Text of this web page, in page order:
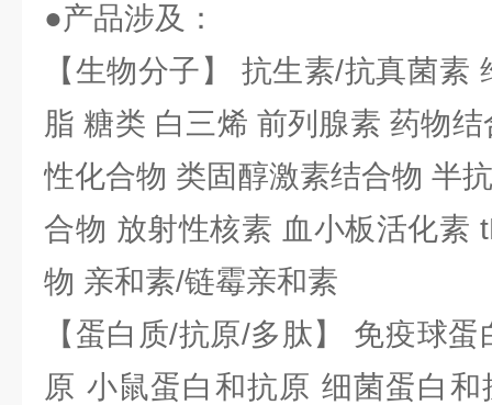
●产品涉及：
【生物分子】 抗生素/抗真菌素
脂 糖类 白三烯 前列腺素 药物
性化合物 类固醇激素结合物 半
合物 放射性核素 血小板活化素
物 亲和素/链霉亲和素
【蛋白质/抗原/多肽】 免疫球
原 小鼠蛋白和抗原 细菌蛋白